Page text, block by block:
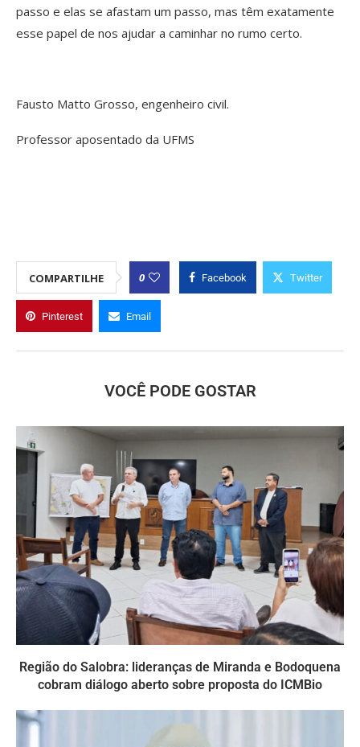
passo e elas se afastam um passo, mas têm exatamente
esse papel de nos ajudar a caminhar no rumo certo.
Fausto Matto Grosso, engenheiro civil.
Professor aposentado da UFMS
COMPARTILHE 0 Facebook Twitter
Pinterest Email
VOCÊ PODE GOSTAR
Região do Salobra: lideranças de Miranda e Bodoquena
cobram diálogo aberto sobre proposta do ICMBio